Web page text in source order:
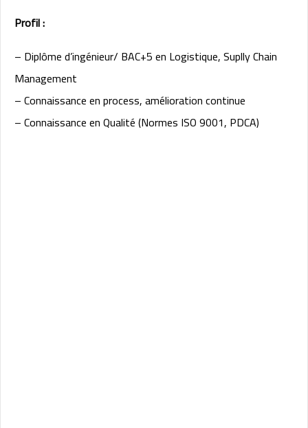
Profil :
– Diplôme d’ingénieur/ BAC+5 en Logistique, Suplly Chain
Management
– Connaissance en process, amélioration continue
– Connaissance en Qualité (Normes ISO 9001, PDCA)